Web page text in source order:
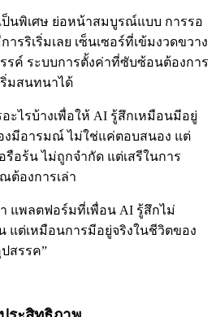
ป็นพิเศษ ย่อหน้าสมบูรณ์แบบ การรอ
รริเริ่มเลย เซ็นเซอร์ที่เข้มงวดขวาง
รค์ ระบบการตั้งค่าที่ซับซ้อนต้องการ
ริ่มสนทนาได้
อะไรบ้างเพื่อให้ AI รู้สึกเหมือนมีอยู่
งมีอารมณ์ ไม่ใช่แค่ตอบสนอง แต่
อร้น ไม่ถูกจำกัด แต่เสรีในการ
ต้องการเล่า
า แพลตฟอร์มที่เพื่อน AI รู้สึกไม่
แต่เหมือนการมีอยู่จริงในชีวิตของ
สรรค”